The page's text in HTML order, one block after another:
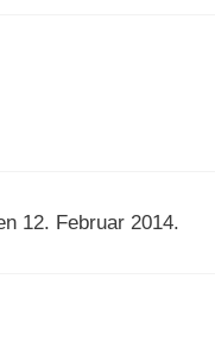
12. Februar 2014.